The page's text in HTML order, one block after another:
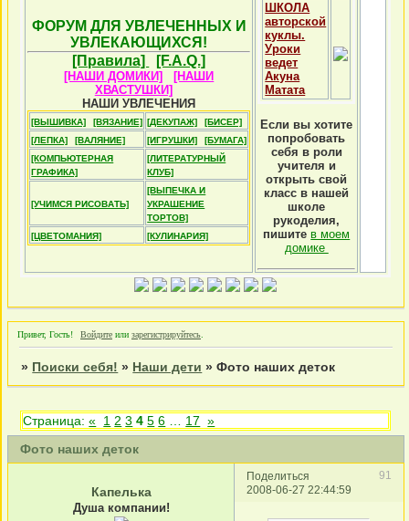
ФОРУМ ДЛЯ УВЛЕЧЕННЫХ И
УВЛЕКАЮЩИХСЯ!
[Правила]
[F.A.Q.]
[НАШИ ДОМИКИ]
[НАШИ
ХВАСТУШКИ]
НАШИ УВЛЕЧЕНИЯ
[ВЫШИВКА] [ВЯЗАНИЕ] [ДЕКУПАЖ]
[БИСЕР]
[ЛЕПКА]
[ВАЛЯНИЕ] [ИГРУШКИ]
[БУМАГА]
[КОМПЬЮТЕРНАЯ
ГРАФИКА]
[ЛИТЕРАТУРНЫЙ
КЛУБ]
[УЧИМСЯ РИСОВАТЬ]
[ВЫПЕЧКА И
УКРАШЕНИЕ
ТОРТОВ]
[ЦВЕТОМАНИЯ]
[КУЛИНАРИЯ]
ШКОЛА
авторской
куклы.
Уроки
ведет
Акуна
Матата
Если вы хотите
попробовать
себя в роли
учителя и
открыть свой
класс в нашей
школе
рукоделия,
пишите в моем
домике
Привет, Гость! Войдите или зарегистрируйтесь
» Поиски себя! » Наши дети »Фото наших деток
Фото наших деток
Страница:« 1 2 3 4 5 6 17 »
Поделиться
91
2008-06-27 22:44:59
Капелька
Душа компании!